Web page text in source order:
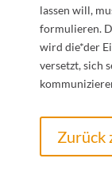
lassen will,
formulieren.
wird die*der
versetzt, sich
Zurück